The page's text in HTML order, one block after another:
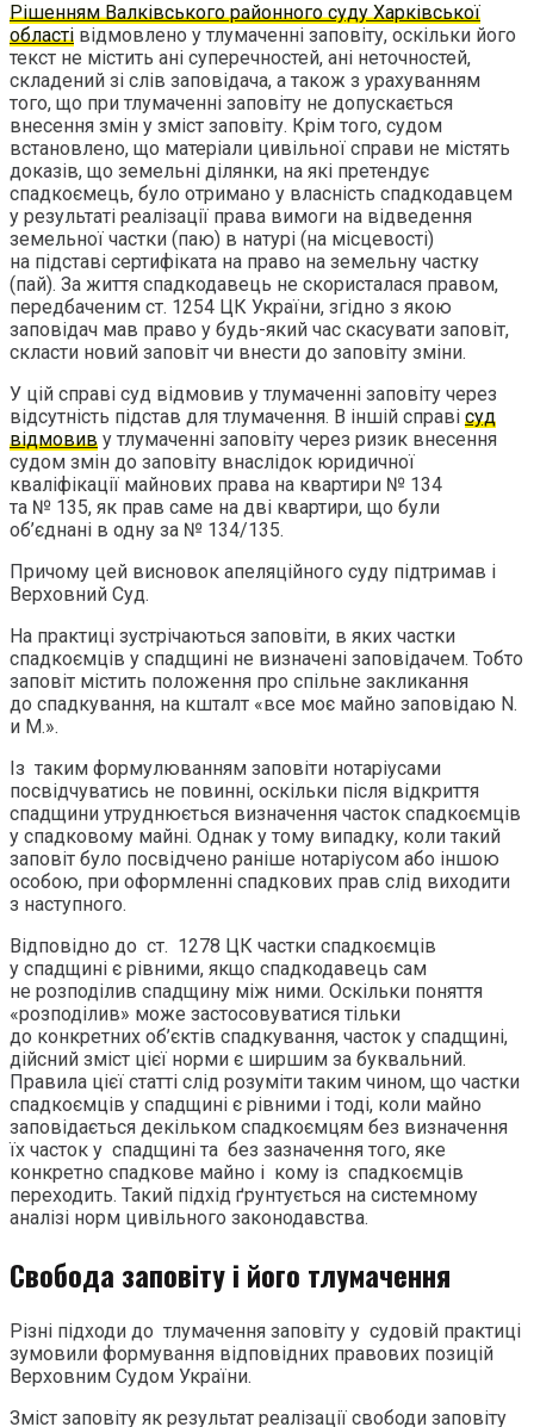
Рішенням Валківського районного суду Харківської
області відмовлено у тлумаченні заповіту, оскільки його
текст не містить ані суперечностей, ані неточностей,
складений зі слів заповідача, а також з урахуванням
того, що при тлумаченні заповіту не допускається
внесення змін у зміст заповіту. Крім того, судом
встановлено, що матеріали цивільної справи не містять
доказів, що земельні ділянки, на які претендує
спадкоємець, було отримано у власність спадкодавцем
у результаті реалізації права вимоги на відведення
земельної частки (паю) в натурі (на місцевості)
на підставі сертифіката на право на земельну частку
(пай). За життя спадкодавець не скористалася правом,
передбаченим ст. 1254 ЦК України, згідно з якою
заповідач мав право у будь-який час скасувати заповіт,
скласти новий заповіт чи внести до заповіту зміни.
У цій справі суд відмовив у тлумаченні заповіту через
відсутність підстав для тлумачення. В іншій справі суд
відмовив у тлумаченні заповіту через ризик внесення
судом змін до заповіту внаслідок юридичної
кваліфікації майнових права на квартири № 134
та № 135, як прав саме на дві квартири, що були
об’єднані в одну за № 134/135.
Причому цей висновок апеляційного суду підтримав і
Верховний Суд.
На практиці зустрічаються заповіти, в яких частки
спадкоємців у спадщині не визначені заповідачем. Тобто
заповіт містить положення про спільне закликання
до спадкування, на кшталт «все моє майно заповідаю N.
и M.».
Із таким формулюванням заповіти нотаріусами
посвідчуватись не повинні, оскільки після відкриття
спадщини утруднюється визначення часток спадкоємців
у спадковому майні. Однак у тому випадку, коли такий
заповіт було посвідчено раніше нотаріусом або іншою
особою, при оформленні спадкових прав слід виходити
з наступного.
Відповідно до ст. 1278 ЦК частки спадкоємців
у спадщині є рівними, якщо спадкодавець сам
не розподілив спадщину між ними. Оскільки поняття
«розподілив» може застосовуватися тільки
до конкретних об’єктів спадкування, часток у спадщині,
дійсний зміст цієї норми є ширшим за буквальний.
Правила цієї статті слід розуміти таким чином, що частки
спадкоємців у спадщині є рівними і тоді, коли майно
заповідається декільком спадкоємцям без визначення
їх часток у спадщині та без зазначення того, яке
конкретно спадкове майно і кому із спадкоємців
переходить. Такий підхід ґрунтується на системному
аналізі норм цивільного законодавства.
Свобода заповіту і його тлумачення
Різні підходи до тлумачення заповіту у судовій практиці
зумовили формування відповідних правових позицій
Верховним Судом України.
Зміст заповіту як результат реалізації свободи заповіту